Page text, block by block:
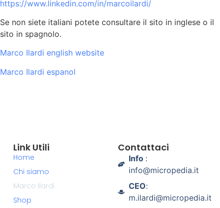
https://www.linkedin.com/in/marcoilardi/
Se non siete italiani potete consultare il sito in inglese o il
sito in spagnolo.
Marco Ilardi english website
Marco Ilardi espanol
Link Utili
Home
Chi siamo
Marco Ilardi
Shop
Contattaci
Info :
info@micropedia.it
CEO:
m.ilardi@micropedia.it